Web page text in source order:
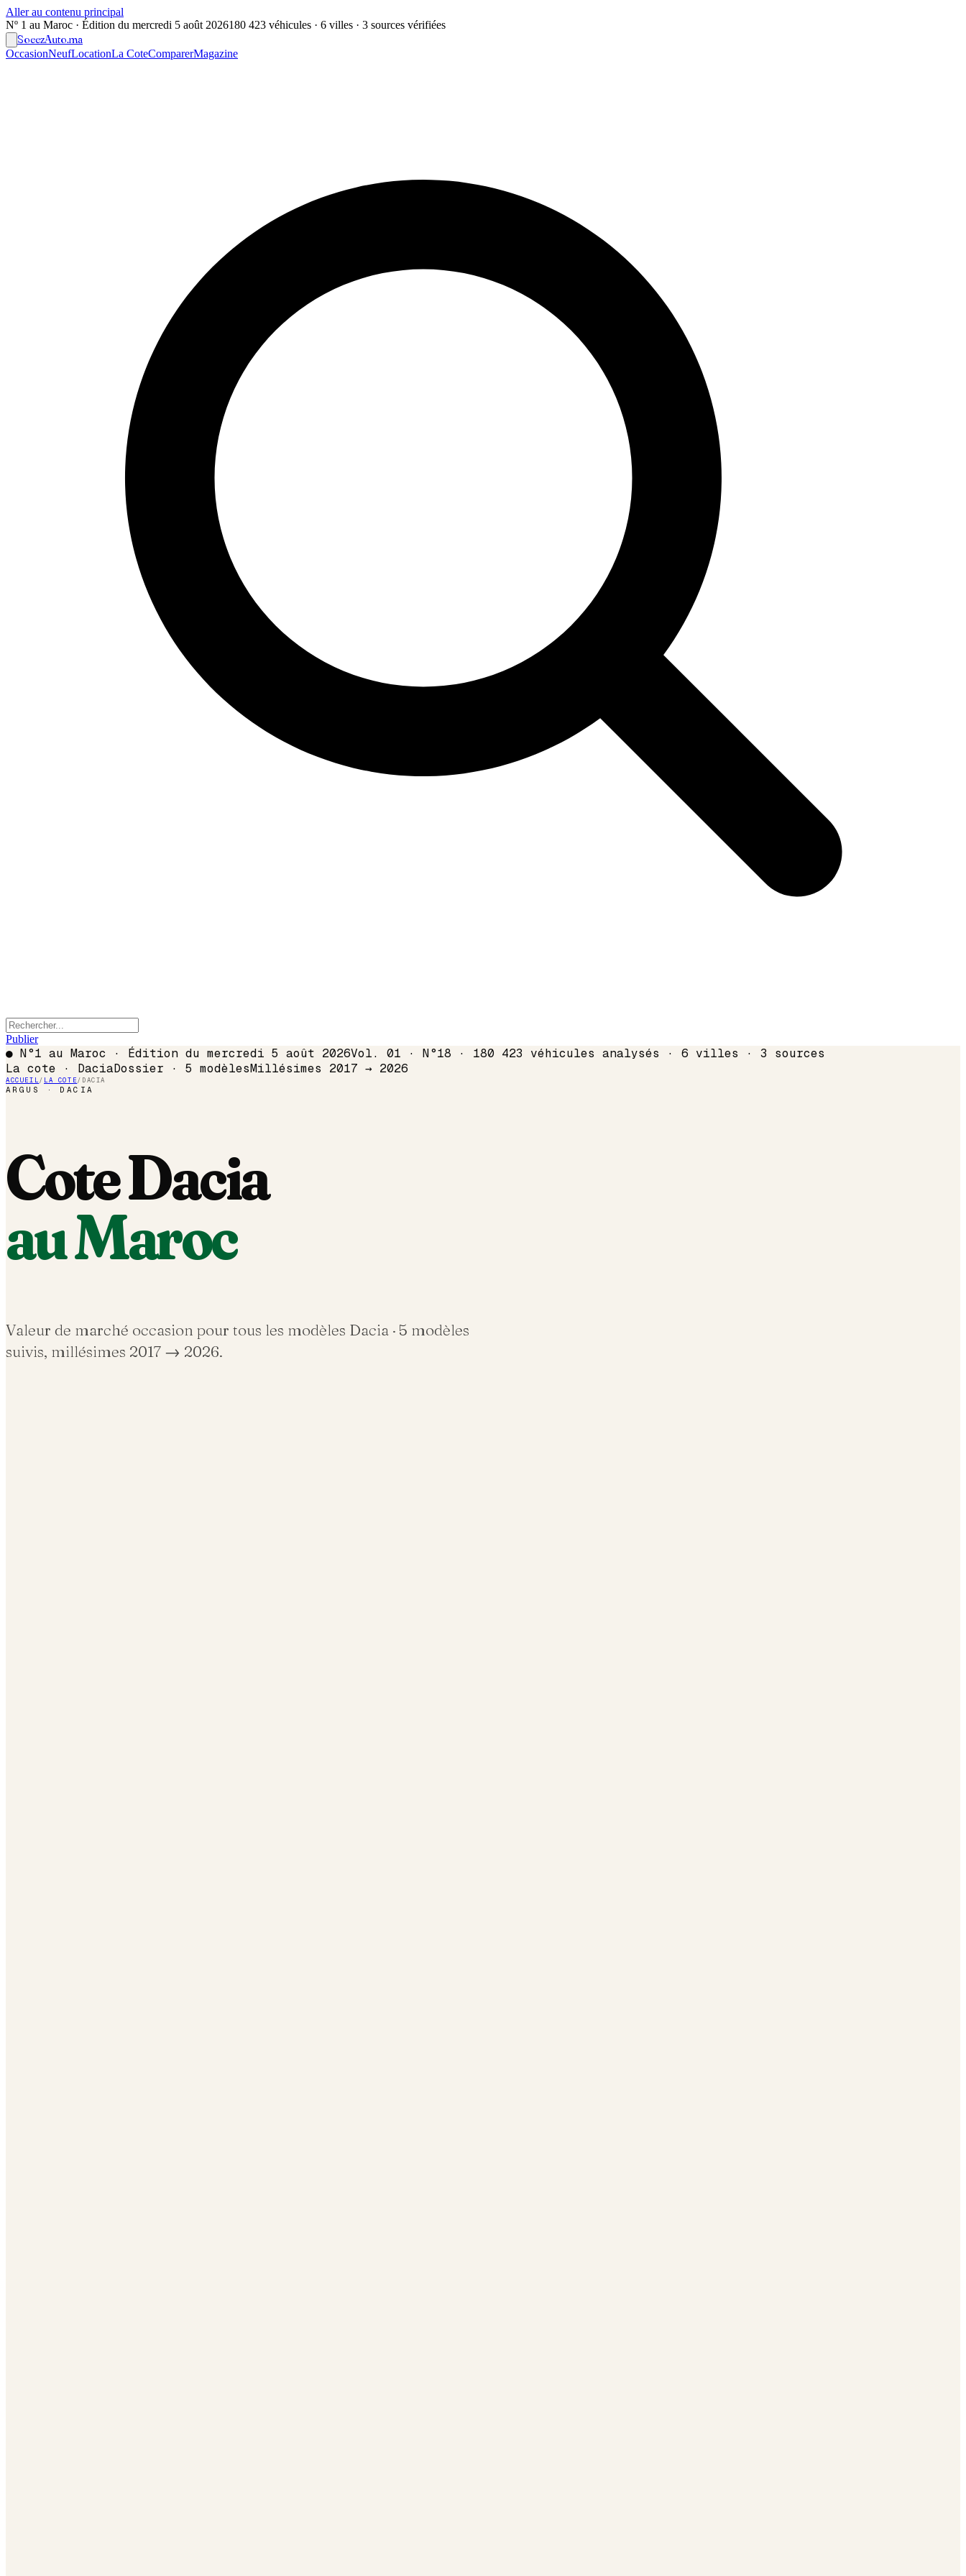
Aller au contenu principal
Nº 1 au Maroc · Édition du mercredi 5 août 2026180 423 véhicules · 6 villes · 3 sources vérifiées
SoeezAuto.ma
OccasionNeufLocationLa CoteComparerMagazine
Publier
● N°1 au Maroc · Édition du mercredi 5 août 2026Vol. 01 · N°18 · 180 423 véhicules analysés · 6 villes · 3 sources
La cote · DaciaDossier · 5 modèlesMillésimes 2017 → 2026
ACCUEIL/ LA COTE/ DACIA
ARGUS · DACIA
CoteDacia
au Maroc
Valeur de marché occasion pour tous les modèles Dacia · 5 modèles
suivis, millésimes 2017 → 2026.